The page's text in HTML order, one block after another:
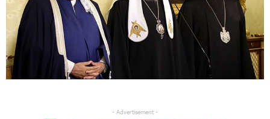
- Advertisement -